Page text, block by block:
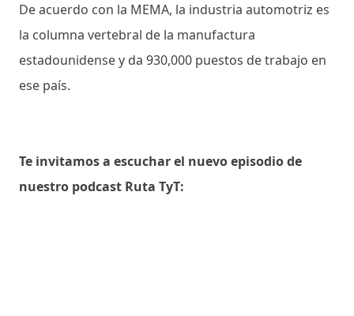
De acuerdo con la MEMA, la industria automotriz es
la columna vertebral de la manufactura
estadounidense y da 930,000 puestos de trabajo en
ese país.
Te invitamos a escuchar el nuevo episodio de
nuestro podcast Ruta TyT: